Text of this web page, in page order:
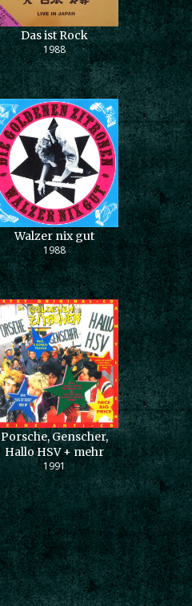
Das ist Rock
1988
Walzer nix gut
1988
Porsche, Genscher,
Hallo HSV + mehr
1991